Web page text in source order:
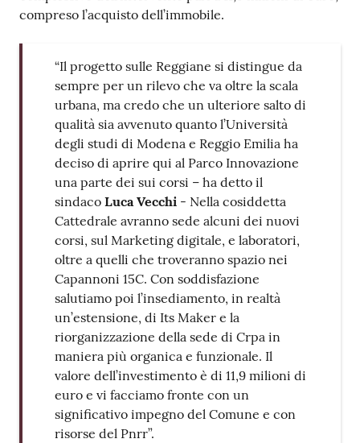
compreso l’acquisto dell’immobile.
“Il progetto sulle Reggiane si distingue da
sempre per un rilevo che va oltre la scala
urbana, ma credo che un ulteriore salto di
qualità sia avvenuto quanto l’Università
degli studi di Modena e Reggio Emilia ha
deciso di aprire qui al Parco Innovazione
una parte dei sui corsi – ha detto il
sindaco Luca Vecchi - Nella cosiddetta
Cattedrale avranno sede alcuni dei nuovi
corsi, sul Marketing digitale, e laboratori,
oltre a quelli che troveranno spazio nei
Capannoni 15C. Con soddisfazione
salutiamo poi l’insediamento, in realtà
un’estensione, di Its Maker e la
riorganizzazione della sede di Crpa in
maniera più organica e funzionale. Il
valore dell’investimento è di 11,9 milioni di
euro e vi facciamo fronte con un
significativo impegno del Comune e con
risorse del Pnrr”.